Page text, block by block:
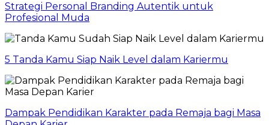
Strategi Personal Branding Autentik untuk
Profesional Muda
5 Tanda Kamu Siap Naik Level dalam Kariermu
Dampak Pendidikan Karakter pada Remaja bagi Masa